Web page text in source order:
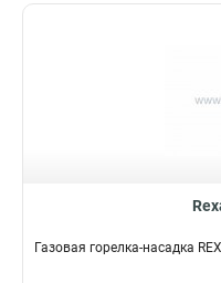
Газовая горелка-насадка